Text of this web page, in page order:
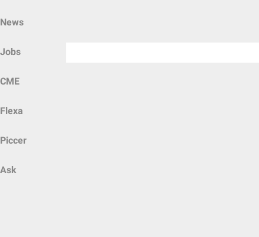
News
Jobs
CME
Flexa
Piccer
Ask